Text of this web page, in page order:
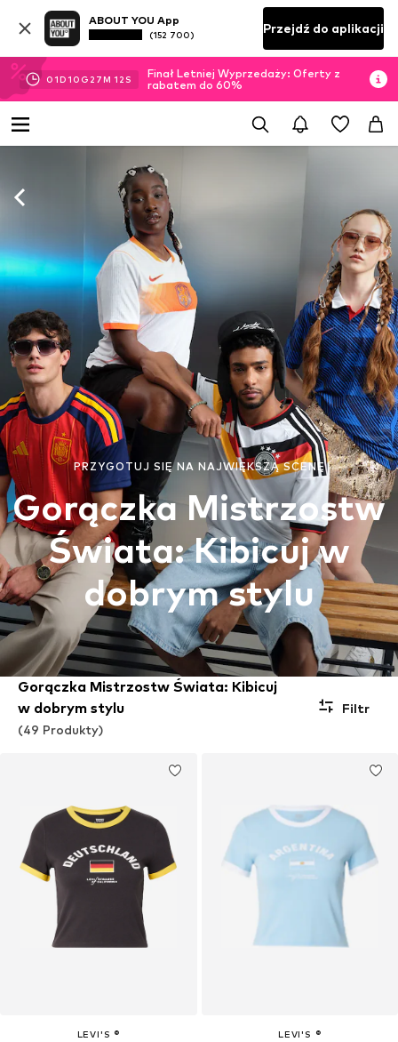
ABOUT YOU App
(152 700) Przejdź do aplikacji
01D10 G 27M 11 S
Finał Letniej Wyprzedaży: Oferty z
rabatem do 60%
PRZYGOTUJ SIĘ NA NAJWIĘKSZĄ SCENĘ
Gorączka Mistrzostw
Świata: Kibicuj w
dobrym stylu
Gorączka Mistrzostw Świata: Kibicuj
w dobrym stylu
(49 Produkty)
Filtr
LEVI'S ® LEVI'S ®